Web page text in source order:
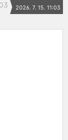
2026. 7. 15. 11:03